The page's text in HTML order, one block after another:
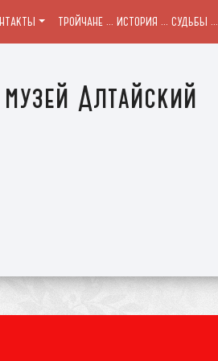
Алтайский
ТРОЙЧАНЕ ... ИСТОРИЯ ... СУДЬБЫ ...